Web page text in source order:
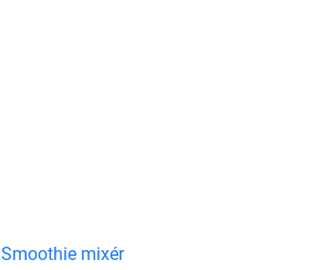
Smoothie mixér